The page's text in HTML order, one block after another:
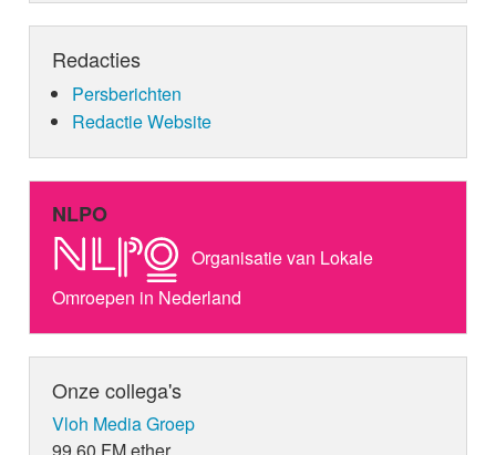
Redacties
Persberichten
Redactie Website
NLPO
Organisatie van Lokale
Omroepen in Nederland
Onze collega's
Vloh Media Groep